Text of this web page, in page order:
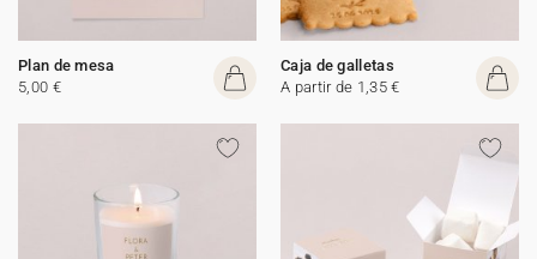
Plan de mesa
5,00 €
Caja de galletas
A partir de 1,35 €